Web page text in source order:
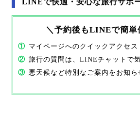
＼予約後もLINEで簡単
① マイページへのクイックアクセス
② 旅行の質問は、LINEチャットで
③ 悪天候など特別なご案内をお知ら